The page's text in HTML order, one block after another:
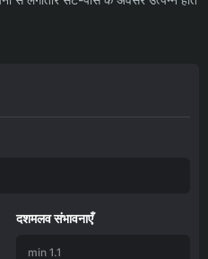
दशमलव संभावनाएँ